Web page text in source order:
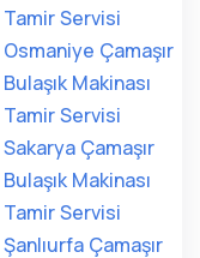
Tamir Servisi
Osmaniye Çamaşır
Bulaşık Makinası
Tamir Servisi
Sakarya Çamaşır
Bulaşık Makinası
Tamir Servisi
Şanlıurfa Çamaşır